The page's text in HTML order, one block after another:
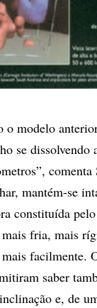
o modelo
se dissolvendo
mantém-se
constituída
fria, mais
facilmente.
saber
e, de